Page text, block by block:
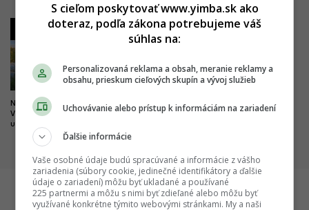
Nová pýcha mesta kultúry.
Výnimočný park čoskoro doplní
unikátny most
4
Dobré správy z najväčších
nemocníc. Výstavba veľkých
S cieľom poskytovať www.yimba.sk ako
doteraz, podľa zákona potrebujeme váš
súhlas na:
Personalizovaná reklama a obsah, meranie reklamy a
obsahu, prieskum cieľových skupín a vývoj služieb
Uchovávanie alebo prístup k informáciám na zariadení
Ďalšie informácie
Vaše osobné údaje budú spracúvané a informácie z vášho
zariadenia (súbory cookie, jedinečné identifikátory a ďalšie
údaje o zariadení) môžu byť ukladané a používané
225 partnermi a môžu s nimi byť zdieľané alebo môžu byť
využívané konkrétne týmito webovými stránkami. My a naši